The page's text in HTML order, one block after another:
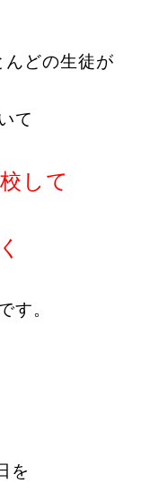
んどの生徒が
て
して
す。
を